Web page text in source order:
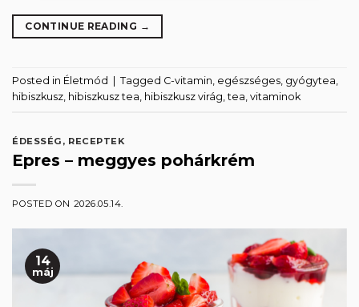
CONTINUE READING →
Posted in Életmód Tagged C-vitamin, egészséges, gyógytea,
hibiszkusz, hibiszkusz tea, hibiszkusz virág,tea, vitaminok
ÉDESSÉG , RECEPTEK
Epres – meggyes pohárkrém
POSTED ON 2026.05.14.
14
máj